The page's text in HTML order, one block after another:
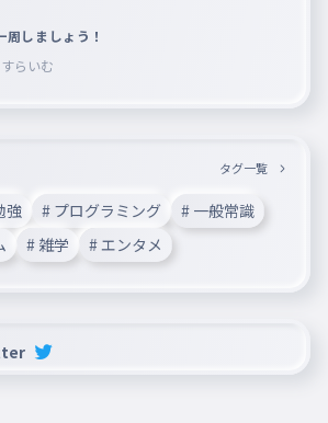
周しましょう！
すらいむ
タグ一覧
強 # プログラミング
# 一般常識
# 雑学 # エンタメ